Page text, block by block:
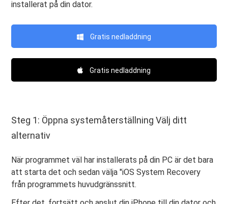
installerat på din dator.
Gratis nedladdning
Gratis nedladdning
Steg 1: Öppna systemåterställning Välj ditt
alternativ
När programmet väl har installerats på din PC är det bara
att starta det och sedan välja "iOS System Recovery
från programmets huvudgränssnitt.